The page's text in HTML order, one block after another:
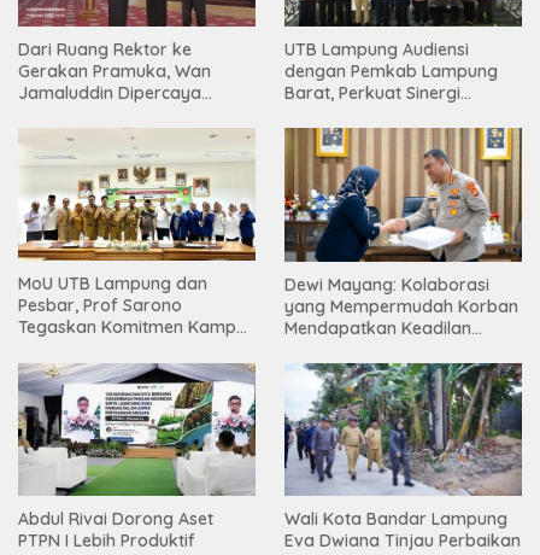
Dari Ruang Rektor ke
Gerakan Pramuka, Wan
Jamaluddin Dipercaya
UTB Lampung Audiensi
dengan Pemkab Lampung
Barat, Perkuat Sinergi
Tinggi
MoU UTB Lampung dan
Pesbar, Prof Sarono
Tegaskan Komitmen Kampus
Masyarakat
Dewi Mayang: Kolaborasi
yang Mempermudah Korban
Mendapatkan Keadilan
Abdul Rivai Dorong Aset
PTPN I Lebih Produktif
Wali Kota Bandar Lampung
Eva Dwiana Tinjau Perbaikan